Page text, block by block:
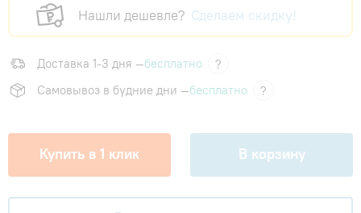
Нашли дешевле? Сделаем скидку!
Доставка 1-3 дня —бесплатно
?
Самовывоз в будние дни —бесплатно ?
Купить в 1 клик В корзину